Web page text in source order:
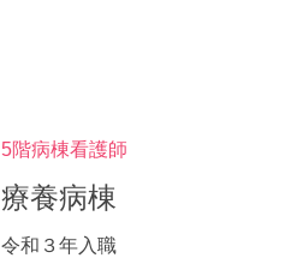
5階病棟看護師
療養病棟
令和３年入職